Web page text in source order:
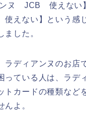
ンヌ JCB 使えない
えない】という感
ました。
ラディアンヌのお店
っている人は、ラデ
トカードの種類など
んよ。